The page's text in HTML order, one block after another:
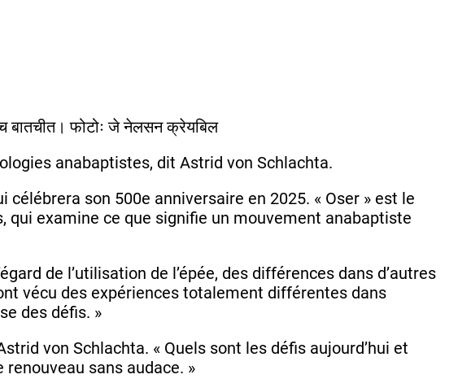
anabaptistes, dit Astrid von Schlachta.
son 500e anniversaire en 2025. « Oser » est le
examine ce que signifie un mouvement anabaptiste
de l’utilisation de l’épée, des différences dans d’autres
vécu des expériences totalement différentes dans
des défis. »
von Schlachta. « Quels sont les défis aujourd’hui et
renouveau sans audace. »